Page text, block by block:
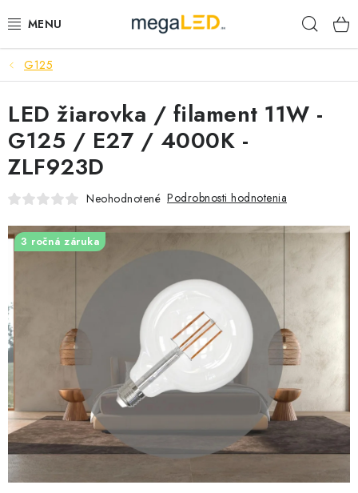
na
PRIEMYSEL
SVIETIDLÁ
ŽIAROVKY A TRUBICE
PRACOVNÉ SVIETIDLÁ
ELEKTROMATERIÁL
SAMSUNG SVIETIDLÁ
SOLÁRNE SYSTÉMY
SEZÓNNE VÝPREDAJE POĽNOPOTREBY
DOM A ZÁHRADA
OBCHODNÉ PODMIENKY
G125
LED žiarovka / filament 11W -
G125 / E27 / 4000K -
ZLF923D
Neohodnotené Podrobnosti hodnotenia
3 ročná záruka